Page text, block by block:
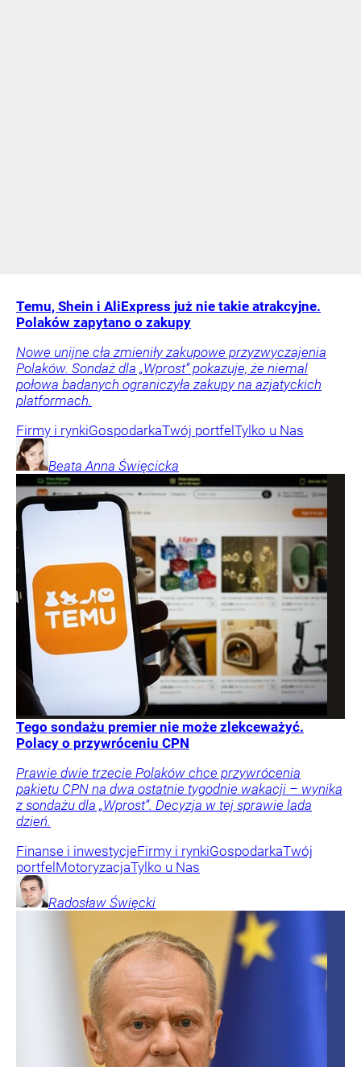
Temu, Shein i AliExpress już nie takie atrakcyjne.
Polaków zapytano o zakupy
Nowe unijne cła zmieniły zakupowe przyzwyczajenia
Polaków. Sondaż dla „Wprost” pokazuje, że niemal
połowa badanych ograniczyła zakupy na azjatyckich
platformach.
Firmy i rynkiGospodarkaTwój portfel Tylko u Nas
Beata Anna Święcicka
Tego sondażu premier nie może zlekceważyć.
Polacy o przywróceniu CPN
Prawie dwie trzecie Polaków chce przywrócenia
pakietu CPN na dwa ostatnie tygodnie wakacji – wynika
z sondażu dla „Wprost”. Decyzja w tej sprawie lada
dzień.
Finanse i inwestycjeFirmy i rynkiGospodarkaTwój
portfel MotoryzacjaTylko u Nas
Radosław Święcki